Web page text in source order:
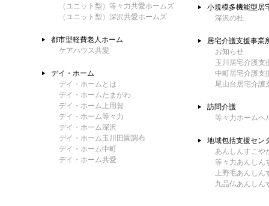
（ユニット型）等々力共愛ホームズ
（ユニット型）深沢共愛ホームズ
都市型軽費老人ホーム
ケアハウス共愛
デイ・ホーム
デイ・ホームとは
デイ・ホームたまがわ
デイ・ホーム上用賀
デイ・ホーム等々力
デイ・ホーム深沢
デイ・ホーム玉川田園調布
デイ・ホーム中町
デイ・ホーム共愛
小規模多機能型居
深沢の杜
居宅介護支援事業
お知らせ
玉川居宅介護支
中町居宅介護支
尾山台居宅介護
訪問介護
等々力ホームヘ
地域包括支援セン
あんしんすこや
等々力あんしん
上野毛あんし
九品仏あんしん